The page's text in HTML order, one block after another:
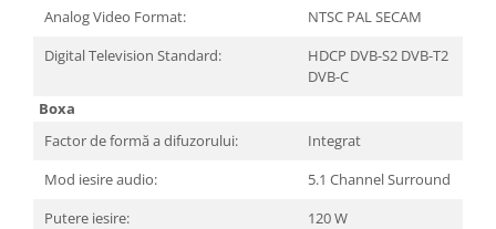
Foto & Video
Cloud si Aplicatii SaaS
Securitate Date
Firewall
Antivirus
Analog Video Format:
NTSC PAL SECAM
Digital Television Standard:
HDCP DVB-S2 DVB-T2
DVB-C
Boxa
Factor de formă a difuzorului:
Integrat
Mod iesire audio:
5.1 Channel Surround
Putere iesire:
120 W